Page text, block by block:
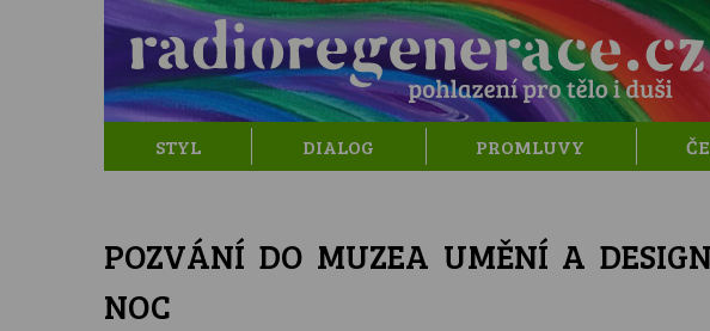
STYL DIALOG PROMLUVY
POZVÁNÍ DO MUZEA UMĚNÍ A
NOC